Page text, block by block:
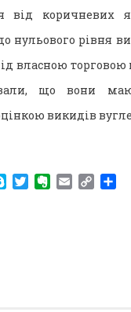
від
нульового рівня
власною
що вони
викидів
SkypeTwitterEvernote
EmailCopy